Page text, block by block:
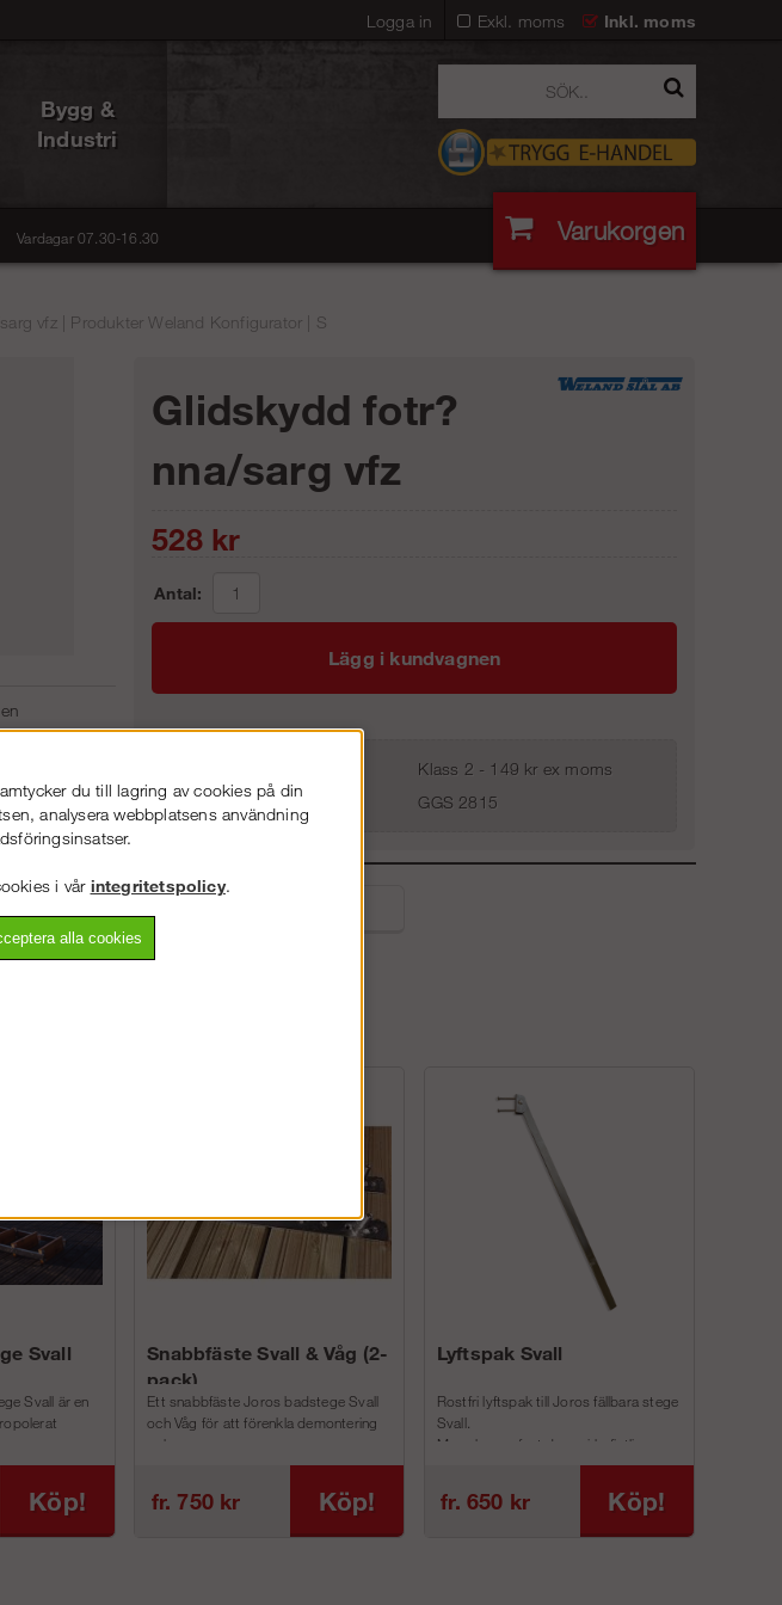
Exkl. moms Inkl. moms
Logga in
Bygg &
Industri
Vardagar 07.30-16.30 Varukorgen
vfz | Produkter Weland Konfigurator | S
Glidskydd fotr?
nna/sarg vfz
528kr
Antal:
Lägg i kundvagnen
Klass 2 - 149 kr ex moms
Artnr:
GGS 2815
info
Svall
Svall är en
Köp!
Snabbfäste Svall & Våg (2-
pack)
Ett snabbfäste Joros badstege Svall
och Våg för att förenkla demontering
och m...
fr. 750 kr Köp!
Lyftspak Svall
Rostfri lyftspak till Joros fällbara stege
Svall.
Man skruvar fast denna i befintliga
fr. 650 kr Köp!
du till lagring av cookies på din
analysera webbplatsens användning
i vår integritetspolicy.
alla cookies